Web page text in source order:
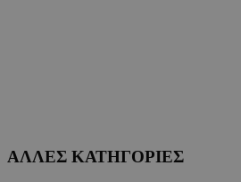
ΑΛΛΕΣ ΚΑΤΗΓΟΡΙΕΣ